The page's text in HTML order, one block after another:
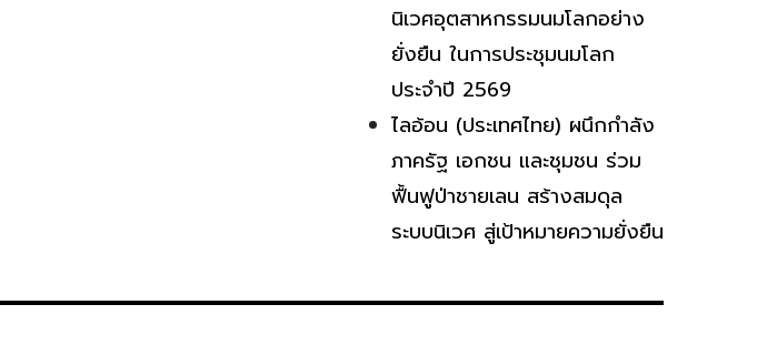
นิเวศอุตสาหกรรมนมโลกอย่าง
ยั่งยืน ในการประชุมนมโลก
ประจำปี 2569
ไลอ้อน (ประเทศไทย) ผนึกกำลัง
ภาครัฐ เอกชน และชุมชน ร่วม
ฟื้นฟูป่าชายเลน สร้างสมดุล
ระบบนิเวศ สู่เป้าหมายความยั่งยืน